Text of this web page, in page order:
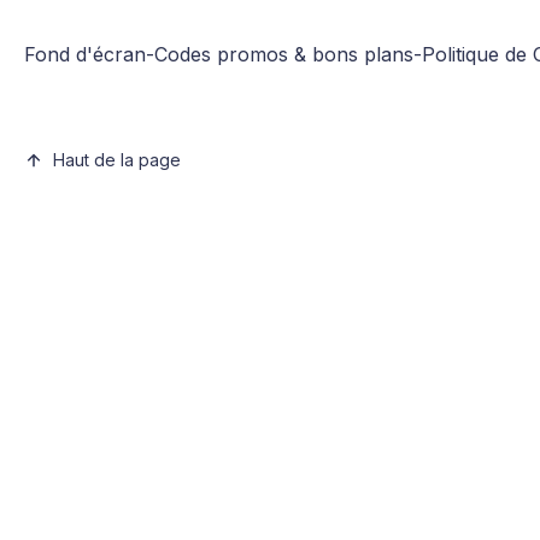
Fond d'écran-Codes promos & bons plans-Politique de
Haut de la page